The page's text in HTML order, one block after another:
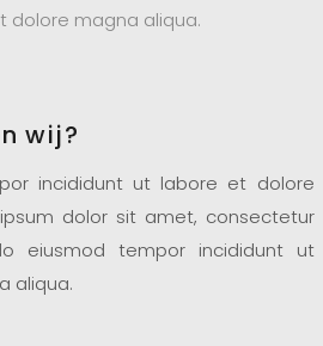
dolore magna aliqua.
wij?
incididunt ut labore et dolore
dolor sit amet, consectetur
eiusmod tempor incididunt ut
aliqua.